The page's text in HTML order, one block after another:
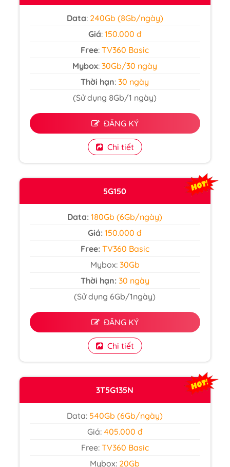
Data:240Gb (8Gb/ngày)
Giá: 150.000 đ
Free:TV360 Basic
Mybox:30Gb/30 ngày
Thời hạn: 30 ngày
(Sử dụng 8Gb/1 ngày)
ĐĂNG KÝ
Chi tiết
5G150
Data: 180Gb (6Gb/ngày)
Giá:150.000 đ
Free: TV360 Basic
Mybox: 30Gb
Thời hạn:30 ngày
(Sử dụng 6Gb/1ngày)
ĐĂNG KÝ
Chi tiết
3T5G135N
Data: 540Gb (6Gb/ngày)
Giá: 405.000 đ
Free: TV360 Basic
Mybox: 20Gb